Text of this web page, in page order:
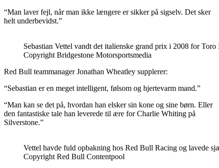
“Man laver fejl, når man ikke længere er sikker på sigselv. Det sker
helt underbevidst.”
Sebastian Vettel vandt det italienske grand prix i 2008 for
Copyright Bridgestone Motorsportsmedia
Red Bull teammanager Jonathan Wheatley supplerer:
“Sebastian er en meget intelligent, følsom og hjertevarm mand.”
“Man kan se det på, hvordan han elsker sin kone og sine børn. Eller
den fantastiske tale han leverede til ære for Charlie Whiting på
Silverstone.”
Vettel havde fuld opbakning hos Red Bull Racing og lavede
Copyright Red Bull Contentpool